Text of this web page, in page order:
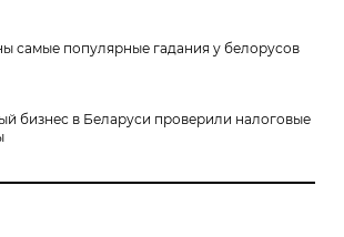
самые популярные гадания у белорусов
бизнес в Беларуси проверили налоговые